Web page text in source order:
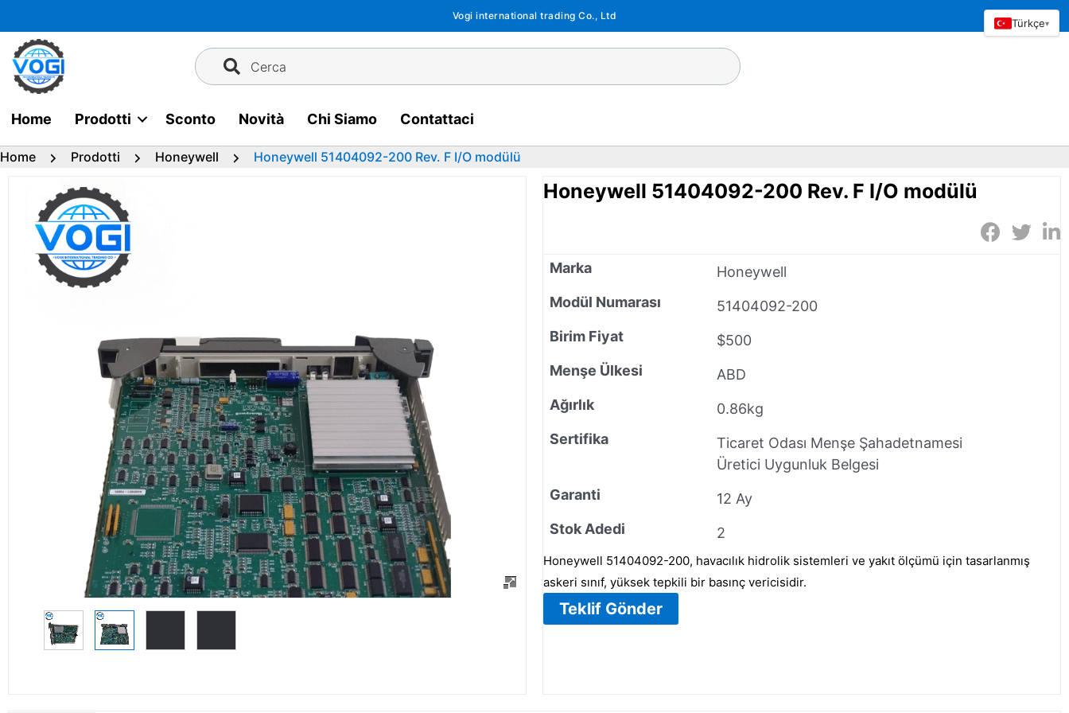
al
contenuto
Vogi international trading Co., Ltd
Cerca
Home Prodotti Sconto Novità Chi Siamo Contattaci
Home Prodotti Honeywell Honeywell 51404092-200 Rev. F I/O modülü
Honeywell 51404092-200 Rev. F I/O modülü
Marka
Honeywell
Modül Numarası
51404092-200
Birim Fiyat
$500
Menşe Ülkesi
ABD
Ağırlık
0.86kg
Sertifika
Ticaret Odası Menşe Şahadetnamesi
Üretici Uygunluk Belgesi
Garanti
12 Ay
Stok Adedi
2
Honeywell 51404092-200, havacılık hidrolik sistemleri ve yakıt ölçümü için tasarlanmış
askeri sınıf, yüksek tepkili bir basınç vericisidir.
Teklif Gönder
Türkçe▾